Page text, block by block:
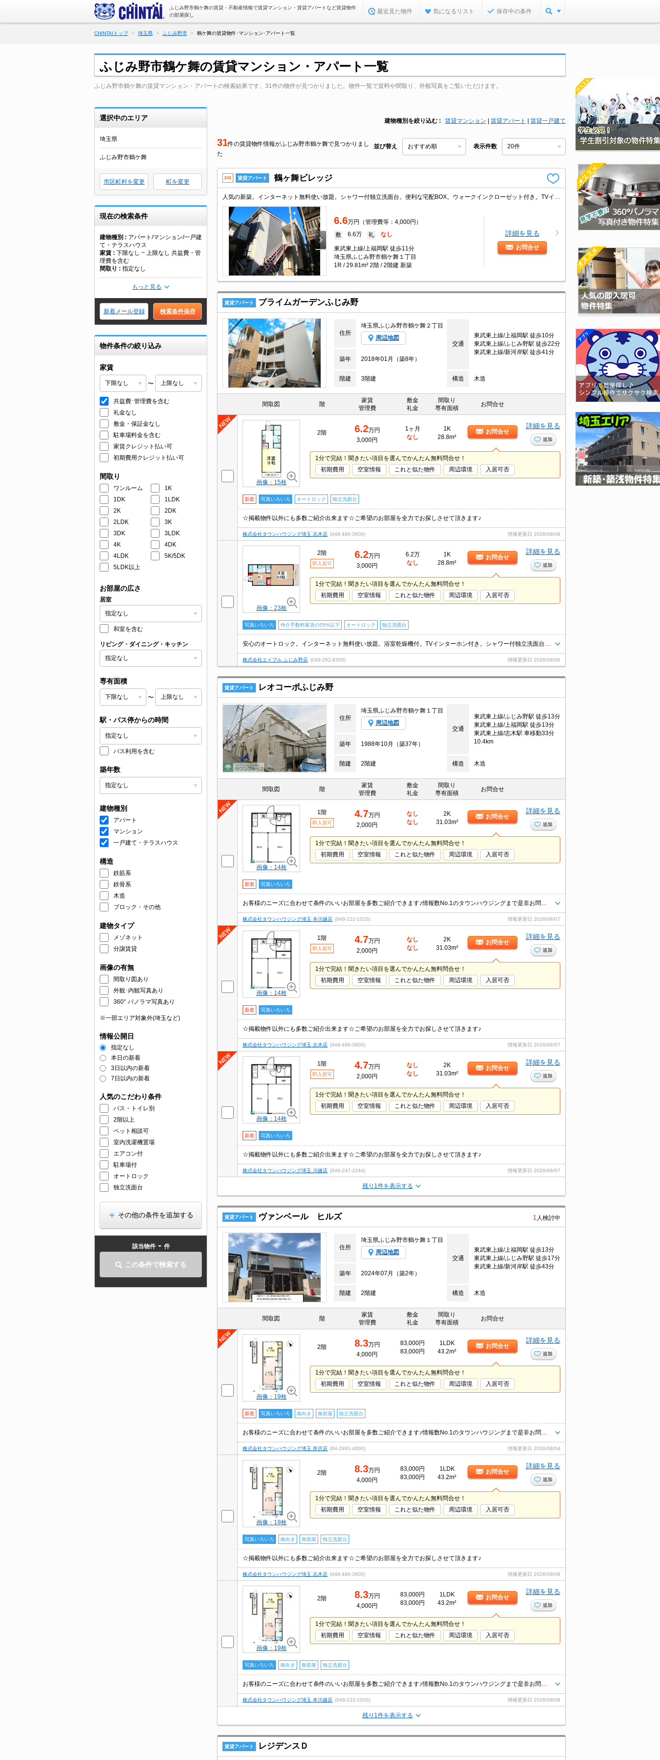
ふじみ野市鶴ケ舞の賃貸・不動産情報で賃貸マンション・賃貸アパートなど賃貸物件
の部屋探し
最近見た物件 気になるリスト 保存中の条件
CHINTAIトップ 埼玉県 ふじみ野市 鶴ケ舞の賃貸物件･マンション･アパート一覧
ふじみ野市鶴ケ舞の賃貸マンション・アパート一覧
ふじみ野市鶴ケ舞の賃貸マンション・アパートの検索結果です。31件の物件が見つかりました。物件一覧で賃料や間取り、外観写真をご覧いただけます。
選択中のエリア
埼玉県
ふじみ野市鶴ケ舞
市区町村を変更 町を変更
現在の検索条件
建物種別
アパート/マンション/一戸建
て・テラスハウス
家賃
下限なし ~ 上限なし 共益費・管
理費を含む
間取り
指定なし
もっと見る
新着メール登録 検索条件保存
物件条件の絞り込み
家賃
〜
共益費･管理費を含む
礼金なし
敷金・保証金なし
駐車場料金を含む
家賃クレジット払い可
初期費用クレジット払い可
間取り
ワンルーム
1K
1DK
1LDK
2K
2DK
2LDK
3K
3DK
3LDK
4K
4DK
4LDK
5K/5DK
5LDK以上
お部屋の広さ
居室
和室を含む
リビング・ダイニング・キッチン
専有面積
〜
駅・バス停からの時間
バス利用を含む
築年数
建物種別
アパート
マンション
一戸建て・テラスハウス
構造
鉄筋系
鉄骨系
木造
ブロック・その他
建物タイプ
メゾネット
分譲賃貸
画像の有無
間取り図あり
外観･内観写真あり
360° パノラマ写真あり
※一部エリア対象外(埼玉など)
情報公開日
指定なし
本日の新着
3日以内の新着
7日以内の新着
人気のこだわり条件
バス・トイレ別
2階以上
ペット相談可
室内洗濯機置場
エアコン付
駐車場付
オートロック
独立洗面台
その他の条件を追加する
該当物件 - 件
この条件で検索する
建物種別を絞り込む 賃貸マンション 賃貸アパート 賃貸一戸建て
31件の賃貸物件情報がふじみ野市鶴ケ舞で見つかりまし
た
並び替え 表示件数
PR 賃貸アパート 鶴ヶ舞ビレッジ
6.6万円（管理費等：4,000円）
敷 6.6万 礼 なし
東武東上線/上福岡駅 徒歩11分
埼玉県ふじみ野市鶴ケ舞１丁目
1R / 29.81m² 2階 / 2階建 新築
詳細を見る
お問合せ
賃貸アパート プライムガーデンふじみ野
住所
埼玉県ふじみ野市鶴ケ舞２丁目
周辺地図
交通
東武東上線/上福岡駅 徒歩10分
東武東上線/ふじみ野駅 徒歩22分
東武東上線/新河岸駅 徒歩41分
築年
2018年01月（築8年）
階建 3階建 構造 木造
間取図 階
家賃
管理費
敷金
礼金
間取り
専有面積
お問合せ
画像：15枚
2階 6.2万円
3,000円
1ヶ月
なし
1K
28.8m²
お問合せ
詳細を見る
追加
1分で完結！聞きたい項目を選んでかんたん無料問合せ！
初期費用
空室情報 これと似た物件 周辺環境 入居可否
新着 写真いろいろ オートロック 独立洗面台
☆掲載物件以外にも多数ご紹介出来ます☆ご希望のお部屋を全力でお探しさせて頂きます♪
株式会社タウンハウジング埼玉 志木店 (048-486-3900) 情報更新日 2026/08/08
画像：23枚
2階
即入居可
6.2万円
3,000円
6.2万
なし
1K
28.8m²
お問合せ
詳細を見る
追加
1分で完結！聞きたい項目を選んでかんたん無料問合せ！
初期費用
空室情報 これと似た物件 周辺環境 入居可否
写真いろいろ 仲介手数料家賃の55%以下 オートロック 独立洗面台
株式会社エイブル ふじみ野店 (049-262-8300) 情報更新日 2026/08/06
賃貸アパート レオコーポふじみ野
住所
埼玉県ふじみ野市鶴ケ舞１丁目
周辺地図
交通
東武東上線/ふじみ野駅 徒歩13分
東武東上線/上福岡駅 徒歩13分
東武東上線/志木駅 車移動33分
10.4km
築年 1988年10月（築37年）
階建 2階建 構造 木造
間取図 階
家賃
管理費
敷金
礼金
間取り
専有面積
お問合せ
画像：14枚
1階
即入居可
4.7万円
2,000円
なし
なし
2K
31.03m²
お問合せ
詳細を見る
追加
1分で完結！聞きたい項目を選んでかんたん無料問合せ！
初期費用
空室情報 これと似た物件 周辺環境 入居可否
新着 写真いろいろ
株式会社タウンハウジング埼玉 本川越店 (049-222-1020) 情報更新日 2026/08/07
画像：14枚
1階
即入居可
4.7万円
2,000円
なし
なし
2K
31.03m²
お問合せ
詳細を見る
追加
1分で完結！聞きたい項目を選んでかんたん無料問合せ！
初期費用
空室情報 これと似た物件 周辺環境 入居可否
新着 写真いろいろ
☆掲載物件以外にも多数ご紹介出来ます☆ご希望のお部屋を全力でお探しさせて頂きます♪
株式会社タウンハウジング埼玉 志木店 (048-486-3900) 情報更新日 2026/08/07
画像：14枚
1階
即入居可
4.7万円
2,000円
なし
なし
2K
31.03m²
お問合せ
詳細を見る
追加
1分で完結！聞きたい項目を選んでかんたん無料問合せ！
初期費用
空室情報 これと似た物件 周辺環境 入居可否
新着 写真いろいろ
☆掲載物件以外にも多数ご紹介出来ます☆ご希望のお部屋を全力でお探しさせて頂きます♪
株式会社タウンハウジング埼玉 川越店 (049-247-2244) 情報更新日 2026/08/07
残り1件を表示する
賃貸アパート ヴァンベール ヒルズ 1 人検討中
住所
埼玉県ふじみ野市鶴ケ舞１丁目
周辺地図
交通
東武東上線/上福岡駅 徒歩13分
東武東上線/ふじみ野駅 徒歩17分
東武東上線/新河岸駅 徒歩43分
築年
2024年07月（築2年）
階建 2階建 構造 木造
間取図 階
家賃
管理費
敷金
礼金
間取り
専有面積
お問合せ
画像：19枚
2階 8.3万円
4,000円
83,000円
83,000円
1LDK
43.2m²
お問合せ
詳細を見る
追加
1分で完結！聞きたい項目を選んでかんたん無料問合せ！
初期費用
空室情報 これと似た物件 周辺環境 入居可否
新着 写真いろいろ 南向き 角部屋 独立洗面台
株式会社タウンハウジング埼玉 所沢店 (04-2991-4800) 情報更新日 2026/08/04
画像：19枚
2階 8.3万円
4,000円
83,000円
83,000円
1LDK
43.2m²
お問合せ
詳細を見る
追加
1分で完結！聞きたい項目を選んでかんたん無料問合せ！
初期費用
空室情報 これと似た物件 周辺環境 入居可否
写真いろいろ 南向き 角部屋 独立洗面台
☆掲載物件以外にも多数ご紹介出来ます☆ご希望のお部屋を全力でお探しさせて頂きます♪
株式会社タウンハウジング埼玉 志木店 (048-486-3900) 情報更新日 2026/08/08
画像：19枚
2階 8.3万円
4,000円
83,000円
83,000円
1LDK
43.2m²
お問合せ
詳細を見る
追加
1分で完結！聞きたい項目を選んでかんたん無料問合せ！
初期費用
空室情報 これと似た物件 周辺環境 入居可否
写真いろいろ 南向き 角部屋 独立洗面台
株式会社タウンハウジング埼玉 本川越店 (049-222-1020) 情報更新日 2026/08/08
残り1件を表示する
賃貸アパート レジデンスＤ